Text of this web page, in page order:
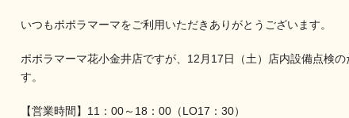
いつもポポラマーマをご利用いただきありがとうございます。
ポポラマーマ花小金井店ですが、12月17日（土）店内設備点検
す。
【営業時間】 11 ： 00～ 18 ： 00（LO17 ： 30）